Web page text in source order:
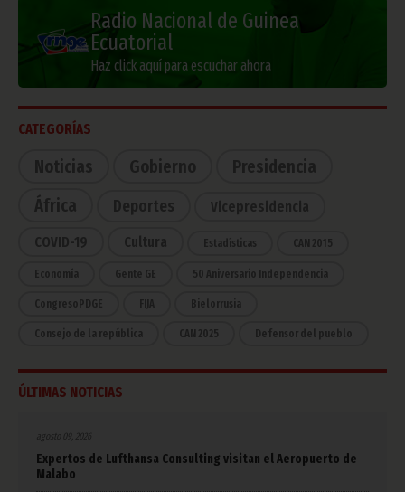
Radio Nacional de Guinea
Ecuatorial
Haz click aquí para escuchar ahora
CATEGORÍAS
Noticias Gobierno
Presidencia
África
Deportes Vicepresidencia
COVID-19 Cultura Estadísticas CAN 2015
Economía Gente GE 50 Aniversario Independencia
CongresoPDGE FIJA Bielorrusia
Consejo de la república CAN 2025 Defensor del pueblo
ÚLTIMAS NOTICIAS
agosto 09, 2026
Expertos de Lufthansa Consulting visitan el Aeropuerto de
Malabo